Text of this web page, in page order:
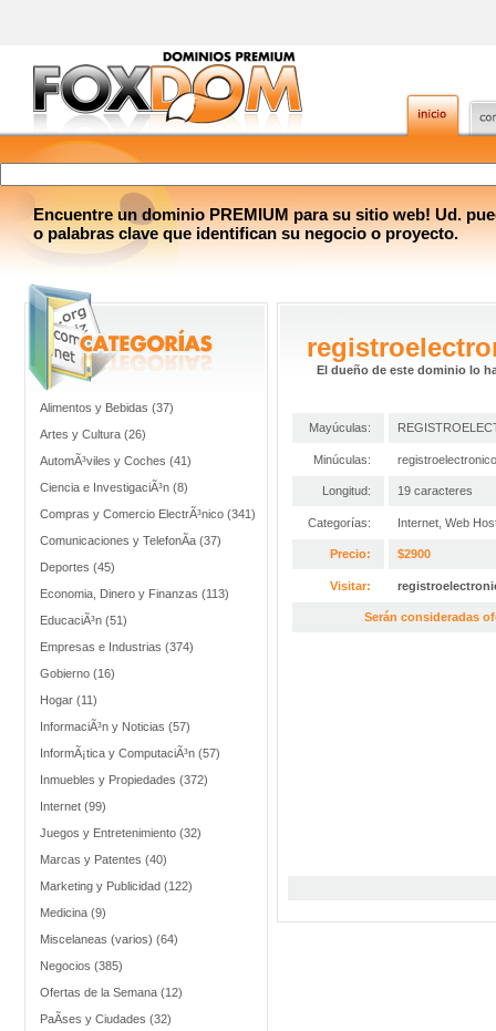
Encuentre un dominio PREMIUM para su sitio web! Ud.
o palabras clave que identifican su negocio o proyecto.
Alimentos y Bebidas (37)
Artes y Cultura (26)
AutomÃ³viles y Coches (41)
Ciencia e InvestigaciÃ³n (8)
Compras y Comercio ElectrÃ³nico (341)
Comunicaciones y TelefonÃ­a (37)
Deportes (45)
Economia, Dinero y Finanzas (113)
EducaciÃ³n (51)
Empresas e Industrias (374)
Gobierno (16)
Hogar (11)
InformaciÃ³n y Noticias (57)
InformÃ¡tica y ComputaciÃ³n (57)
Inmuebles y Propiedades (372)
Internet (99)
Juegos y Entretenimiento (32)
Marcas y Patentes (40)
Marketing y Publicidad (122)
Medicina (9)
Miscelaneas (varios) (64)
Negocios (385)
Ofertas de la Semana (12)
PaÃ­ses y Ciudades (32)
El dueño de este dominio lo
Mayúculas:
Minúculas:
Longitud: 19 caracteres
Categorías: Internet Web
Precio: $2900
Visitar:
Serán consideradas